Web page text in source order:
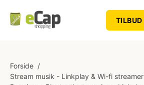
TILBUD
Forside /
Stream musik - Linkplay & Wi-fi